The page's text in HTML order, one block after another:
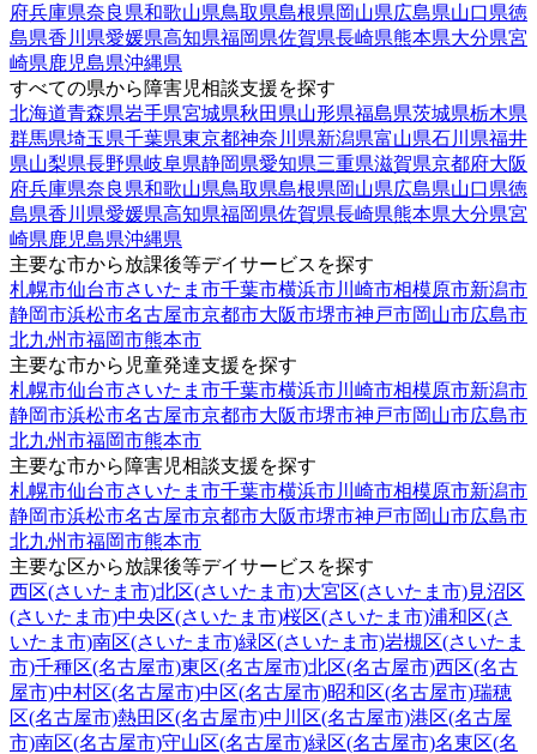
府兵庫県奈良県和歌山県鳥取県島根県岡山県広島県山口県徳
島県香川県愛媛県高知県福岡県佐賀県長崎県熊本県大分県宮
崎県鹿児島県沖縄県
すべての県から障害児相談支援を探す
北海道青森県岩手県宮城県秋田県山形県福島県茨城県栃木県
群馬県埼玉県千葉県東京都神奈川県新潟県富山県石川県福井
県山梨県長野県岐阜県静岡県愛知県三重県滋賀県京都府大阪
府兵庫県奈良県和歌山県鳥取県島根県岡山県広島県山口県徳
島県香川県愛媛県高知県福岡県佐賀県長崎県熊本県大分県宮
崎県鹿児島県沖縄県
主要な市から放課後等デイサービスを探す
札幌市仙台市さいたま市千葉市横浜市川崎市相模原市新潟市
静岡市浜松市名古屋市京都市大阪市堺市神戸市岡山市広島市
北九州市福岡市熊本市
主要な市から児童発達支援を探す
札幌市仙台市さいたま市千葉市横浜市川崎市相模原市新潟市
静岡市浜松市名古屋市京都市大阪市堺市神戸市岡山市広島市
北九州市福岡市熊本市
主要な市から障害児相談支援を探す
札幌市仙台市さいたま市千葉市横浜市川崎市相模原市新潟市
静岡市浜松市名古屋市京都市大阪市堺市神戸市岡山市広島市
北九州市福岡市熊本市
主要な区から放課後等デイサービスを探す
西区(さいたま市)北区(さいたま市)大宮区(さいたま市)見沼区
(さいたま市)中央区(さいたま市)桜区(さいたま市)浦和区(さ
いたま市)南区(さいたま市)緑区(さいたま市)岩槻区(さいたま
市)千種区(名古屋市)東区(名古屋市)北区(名古屋市)西区(名古
屋市)中村区(名古屋市)中区(名古屋市)昭和区(名古屋市)瑞穂
区(名古屋市)熱田区(名古屋市)中川区(名古屋市)港区(名古屋
市)南区(名古屋市)守山区(名古屋市)緑区(名古屋市)名東区(名